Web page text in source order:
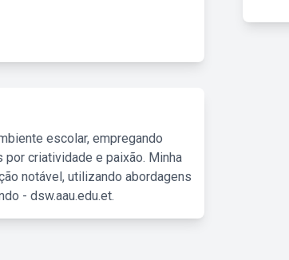
escolar, empregando
criatividade e paixão. Minha
notável, utilizando abordagens
- dsw.aau.edu.et.